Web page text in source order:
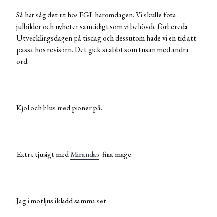
Så här såg det ut hos FGL häromdagen. Vi skulle fota
julbilder och nyheter samtidigt som vi behövde förbereda
Utvecklingsdagen på tisdag och dessutom hade vi en tid att
passa hos revisorn. Det gick snabbt som tusan med andra
ord.
Kjol och blus med pioner på.
Extra tjusigt medMirandas fina mage.
Jag i motljus iklädd samma set.